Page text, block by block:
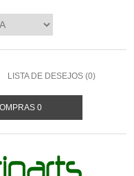
LISTA DE DESEJOS (0)
0